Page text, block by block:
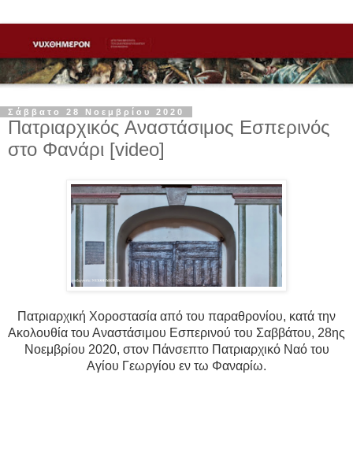
Σάββατο 28 Νοεμβρίου 2020
Πατριαρχικός Αναστάσιμος Εσπερινός
στο Φανάρι [video]
Πατριαρχική Χοροστασία από του παραθρονίου, κατά την
Ακολουθία του Αναστάσιμου Εσπερινού του Σαββάτου, 28ης
Νοεμβρίου 2020, στον Πάνσεπτο Πατριαρχικό Ναό του
Αγίου Γεωργίου εν τω Φαναρίω.